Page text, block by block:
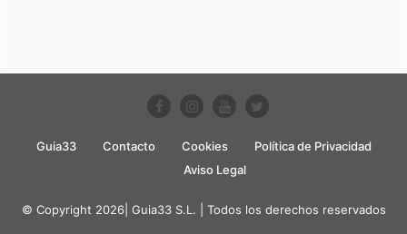
Guia33 Contacto Cookies
Política de Privacidad
Aviso Legal
© Copyright 2026| Guia33 S.L. | Todos los derechos reservados